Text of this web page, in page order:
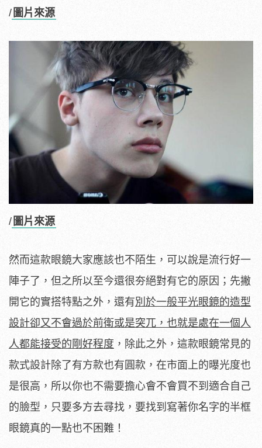
/ 圖片來源
/ 圖片來源
然而這款眼鏡大家應該也不陌生，可以說是流行好一
陣子了，但之所以至今還很夯絕對有它的原因；先撇
開它的實搭特點之外，還有別於一般平光眼鏡的造型
設計卻又不會過於前衛或是突兀，也就是處在一個人
人都能接受的剛好程度 ，除此之外，這款眼鏡常見的
款式設計除了有方款也有圓款，在市面上的曝光度也
是很高，所以你也不需要擔心會不會買不到適合自己
的臉型，只要多方去尋找，要找到寫著你名字的半框
眼鏡真的一點也不困難！